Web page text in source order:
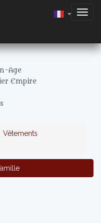
Age
Empire
Vêtements